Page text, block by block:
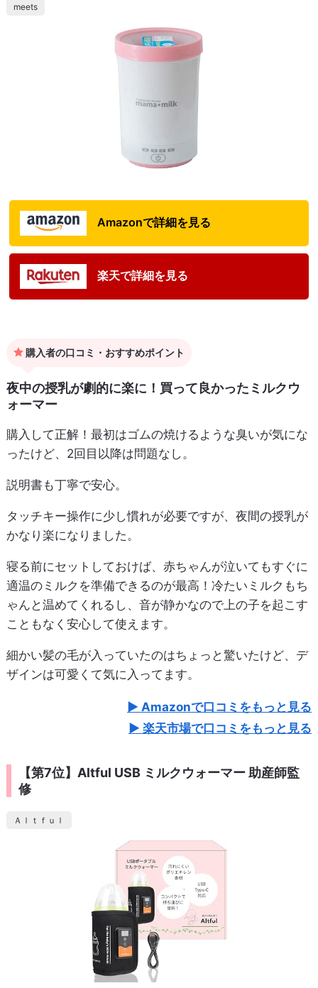
meets
Amazonで詳細を見る
楽天で詳細を見る
購入者の口コミ・おすすめポイント
夜中の授乳が劇的に楽に！買って良かったミルクウ
ォーマー
購入して正解！最初はゴムの焼けるような臭いが気にな
ったけど、2回目以降は問題なし。
説明書も丁寧で安心。
タッチキー操作に少し慣れが必要ですが、夜間の授乳が
かなり楽になりました。
寝る前にセットしておけば、赤ちゃんが泣いてもすぐに
適温のミルクを準備できるのが最高！冷たいミルクもち
ゃんと温めてくれるし、音が静かなので上の子を起こす
こともなく安心して使えます。
細かい髪の毛が入っていたのはちょっと驚いたけど、デ
ザインは可愛くて気に入ってます。
Amazonで口コミをもっと見る
楽天市場で口コミをもっと見る
【第7位】Altful USB ミルクウォーマー 助産師監
修
Ａｌｔｆｕｌ